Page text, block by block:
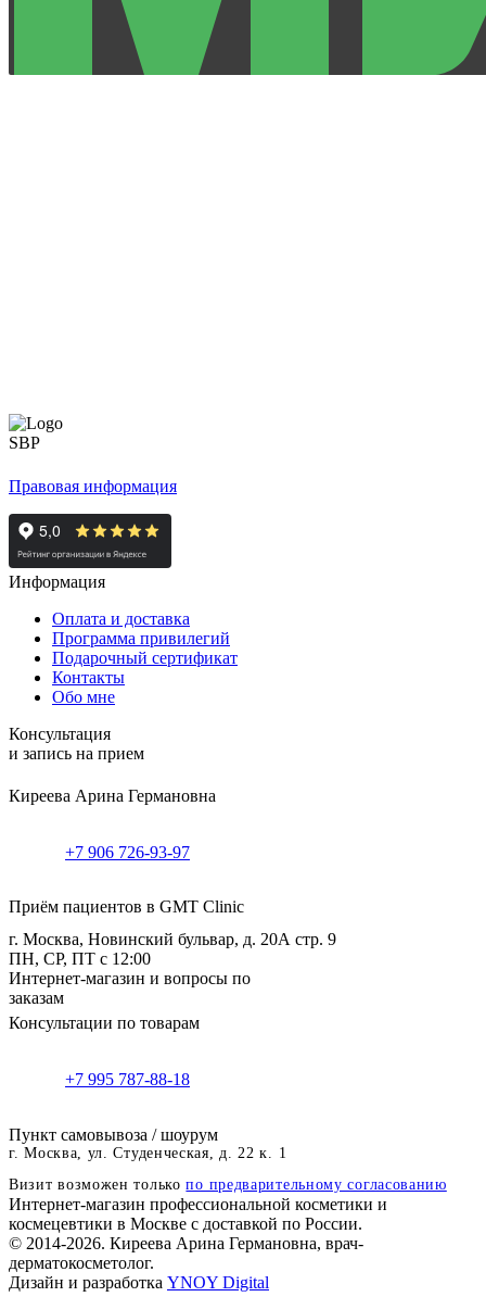
Правовая информация
Информация
Оплата и доставка
Программа привилегий
Подарочный сертификат
Контакты
Обо мне
Консультация
и запись на прием
Киреева Арина Германовна
+7 906 726-93-97
Приём пациентов в GMT Clinic
г. Москва, Новинский бульвар, д. 20А стр. 9
ПН, СР, ПТ с 12:00
Интернет-магазин и вопросы по
заказам
Консультации по товарам
+7 995 787-88-18
Пункт самовывоза / шоурум
г. Москва, ул. Студенческая, д. 22 к. 1
Визит возможен толькопо предварительному согласованию
Интернет-магазин профессиональной косметики и
космецевтики в Москве с доставкой по России.
© 2014-2026. Киреева Арина Германовна, врач-
дерматокосметолог.
Дизайн и разработка YNOY Digital